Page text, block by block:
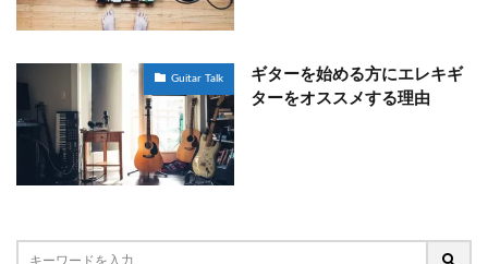
Guitar Talk
ギターを始める方にエレキギ
ターをオススメする理由